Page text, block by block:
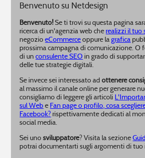
Benvenuto su Netdesign
Benvenuto!Se ti trovi su questa pagina
ricerca di un'agenzia web cherealizzi il tuo
negozioeCommerceoppure lagrafica
prossima campagna di comunicazione. O
di unconsulente SEO in grado di
delle tue strategie digitali.
Se invece sei interessato adottenere
al massimo il canale online per generare
consigliamo di leggere gli articoli
sul Webe Fan page o profilo, cosa
Facebook? rispettivamente dedicati al
social media.
Sei unosviluppatore? Visita la sezione
potrai documentarti sugli argomenti di tuo